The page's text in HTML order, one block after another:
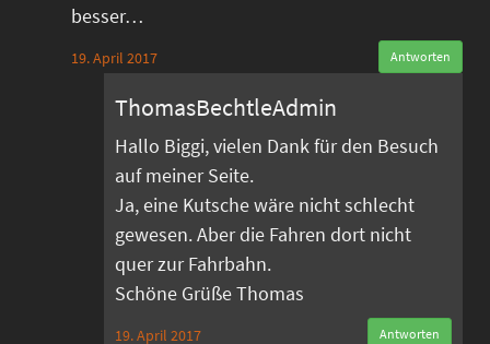
besser…
19. April 2017 Antworten
ThomasBechtleAdmin
Hallo Biggi, vielen Dank für den Besuch
auf meiner Seite.
Ja, eine Kutsche wäre nicht schlecht
gewesen. Aber die Fahren dort nicht
quer zur Fahrbahn.
Schöne Grüße Thomas
19. April 2017 Antworten